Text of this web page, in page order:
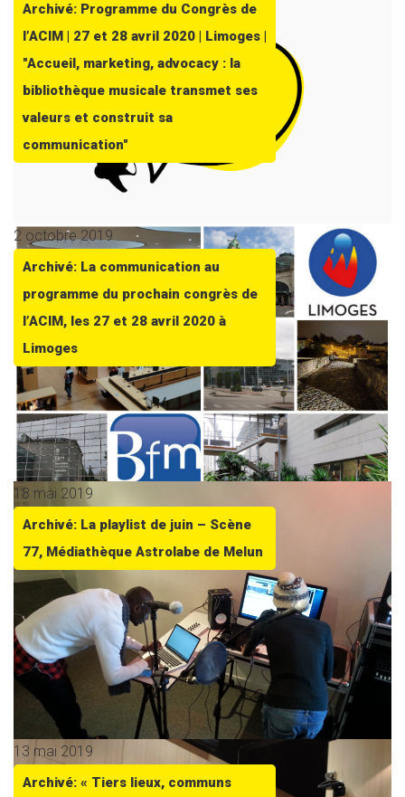
Archivé: Programme du Congrès de
l’ACIM | 27 et 28 avril 2020 | Limoges |
"Accueil, marketing, advocacy : la
bibliothèque musicale transmet ses
valeurs et construit sa
communication"
2 octobre 2019
Archivé: La communication au
programme du prochain congrès de
l’ACIM, les 27 et 28 avril 2020 à
Limoges
18 mai 2019
Archivé: La playlist de juin – Scène
77, Médiathèque Astrolabe de Melun
13 mai 2019
Archivé: « Tiers lieux, communs